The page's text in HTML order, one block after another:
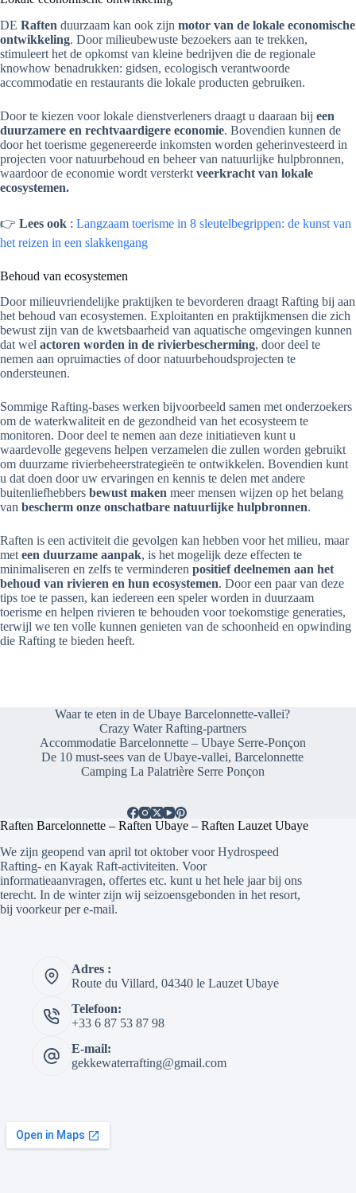
DE Raften duurzaam kan ook zijn motor van de lokale economische
ontwikkeling. Door milieubewuste bezoekers aan te trekken,
stimuleert het de opkomst van kleine bedrijven die de regionale
knowhow benadrukken: gidsen, ecologisch verantwoorde
accommodatie en restaurants die lokale producten gebruiken.
Door te kiezen voor lokale dienstverleners draagt u daaraan bij een
duurzamere en rechtvaardigere economie. Bovendien kunnen de
door het toerisme gegenereerde inkomsten worden geherinvesteerd in
projecten voor natuurbehoud en beheer van natuurlijke hulpbronnen,
waardoor de economie wordt versterkt veerkracht van lokale
ecosystemen.
👉 Lees ook : Langzaam toerisme in 8 sleutelbegrippen: de kunst van
het reizen in een slakkengang
Behoud van ecosystemen
Door milieuvriendelijke praktijken te bevorderen draagt Rafting bij aan
het behoud van ecosystemen. Exploitanten en praktijkmensen die zich
bewust zijn van de kwetsbaarheid van aquatische omgevingen kunnen
dat wel actoren worden in de rivierbescherming, door deel te
nemen aan opruimacties of door natuurbehoudsprojecten te
ondersteunen.
Sommige Rafting-bases werken bijvoorbeeld samen met onderzoekers
om de waterkwaliteit en de gezondheid van het ecosysteem te
monitoren. Door deel te nemen aan deze initiatieven kunt u
waardevolle gegevens helpen verzamelen die zullen worden gebruikt
om duurzame rivierbeheerstrategieën te ontwikkelen. Bovendien kunt
u dat doen door uw ervaringen en kennis te delen met andere
buitenliefhebbers bewust maken meer mensen wijzen op het belang
van bescherm onze onschatbare natuurlijke hulpbronnen.
Raften is een activiteit die gevolgen kan hebben voor het milieu, maar
meteen duurzame aanpak, is het mogelijk deze effecten te
minimaliseren en zelfs te verminderen positief deelnemen aan het
behoud van rivieren en hun ecosystemen. Door een paar van deze
tips toe te passen, kan iedereen een speler worden in duurzaam
toerisme en helpen rivieren te behouden voor toekomstige generaties,
terwijl we ten volle kunnen genieten van de schoonheid en opwinding
die Rafting te bieden heeft.
Waar te eten in de Ubaye Barcelonnette-vallei?
Crazy Water Rafting-partners
Accommodatie Barcelonnette – Ubaye Serre-Ponçon
De 10 must-sees van de Ubaye-vallei, Barcelonnette
Camping La Palatrière Serre Ponçon
Raften Barcelonnette – Raften Ubaye – Raften Lauzet Ubaye
We zijn geopend van april tot oktober voor Hydrospeed
Rafting- en Kayak Raft-activiteiten. Voor
informatieaanvragen, offertes etc. kunt u het hele jaar bij ons
terecht. In de winter zijn wij seizoensgebonden in het resort,
bij voorkeur per e-mail.
Adres :
Route du Villard, 04340 le Lauzet Ubaye
Telefoon:
+33 6 87 53 87 98
E-mail:
gekkewaterrafting@gmail.com